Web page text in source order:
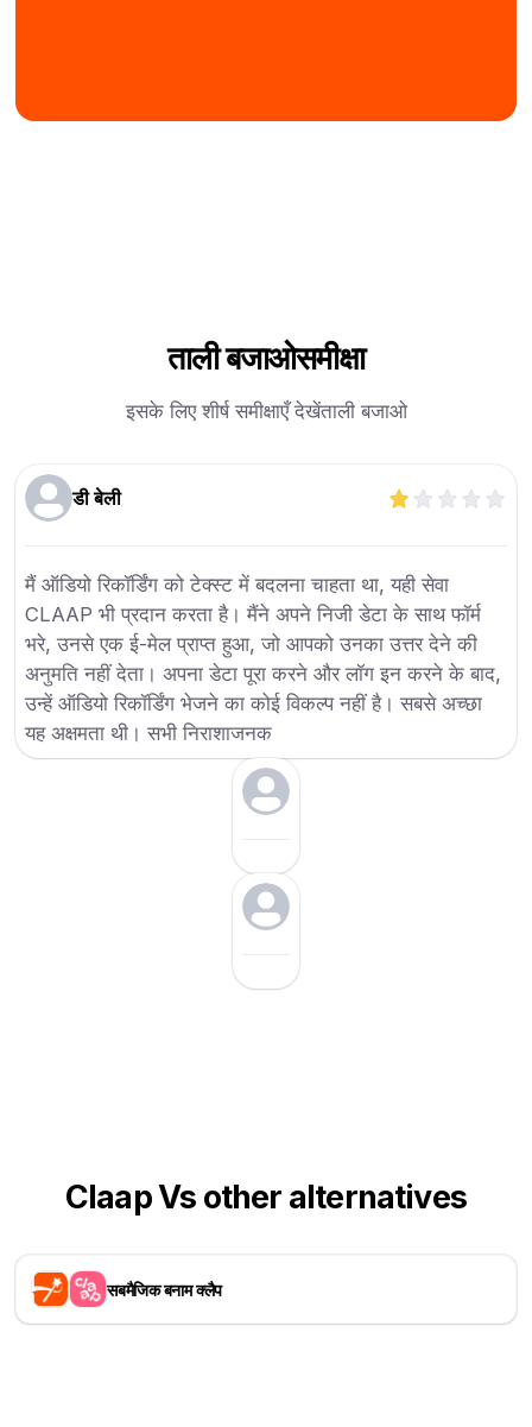
ताली बजाओसमीक्षा
इसके लिए शीर्ष समीक्षाएँ देखेंताली बजाओ
डी बेली
मैं ऑडियो रिकॉर्डिंग को टेक्स्ट में बदलना चाहता था, यही सेवा
CLAAP भी प्रदान करता है। मैंने अपने निजी डेटा के साथ फॉर्म
भरे, उनसे एक ई-मेल प्राप्त हुआ, जो आपको उनका उत्तर देने की
अनुमति नहीं देता। अपना डेटा पूरा करने और लॉग इन करने के बाद,
उन्हें ऑडियो रिकॉर्डिंग भेजने का कोई विकल्प नहीं है। सबसे अच्छा
यह अक्षमता थी। सभी निराशाजनक
Claap Vs other alternatives
सबमैजिक बनाम क्लैप